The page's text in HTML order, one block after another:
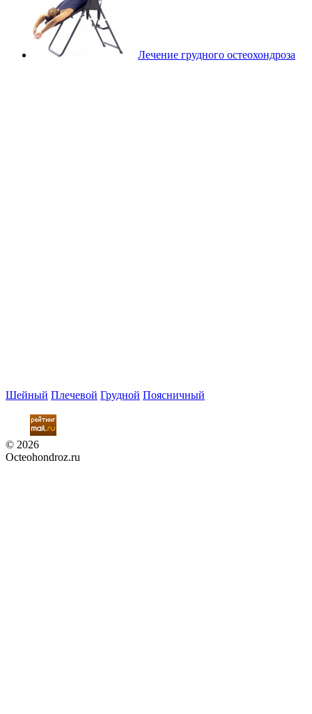
Лечение грудного остеохондроза
Шейный Плечевой Грудной Поясничный
© 2026
Octeohondroz.ru